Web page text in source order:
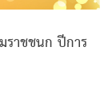
าชชนก ปีการ